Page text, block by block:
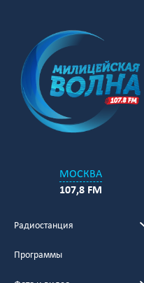
МОСКВА
107,8 FM
Радиостанция
Программы